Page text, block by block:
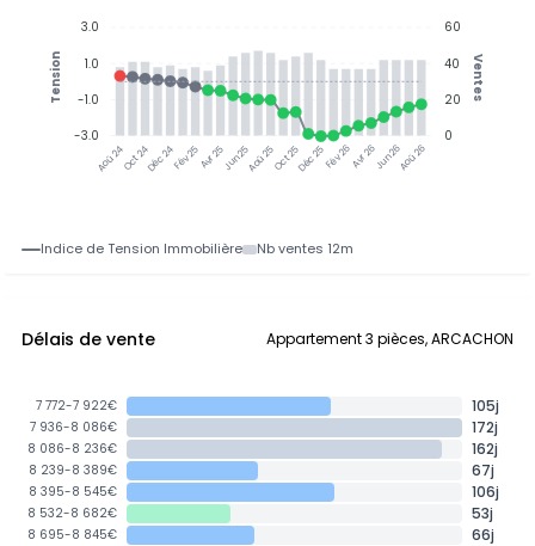
Aoû 24Oct 24Déc 24Fév 25Avr 25Jun 25Aoû 25Oct 25Déc 25Fév 26Avr 26Jun 26Aoû 26
60
40
20
0
Ventes
3.0
1.0
-1.0
-3.0
Tension
Indice de Tension Immobilière Nb ventes 12m
Délais de vente Appartement 3 pièces, ARCACHON
7 772-7 922€ 105j
7 936-8 086€ 172j
8 086-8 236€ 162j
8 239-8 389€ 67j
8 395-8 545€ 106j
8 532-8 682€ 53j
8 695-8 845€ 66j